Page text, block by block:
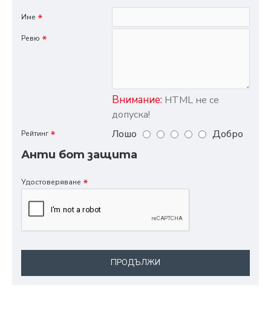
Име
Ревю
Внимание: HTML не се
допуска!
Рейтинг Лошо
Добро
Анти бот защита
Удостоверяване
ПРОДЪЛЖИ